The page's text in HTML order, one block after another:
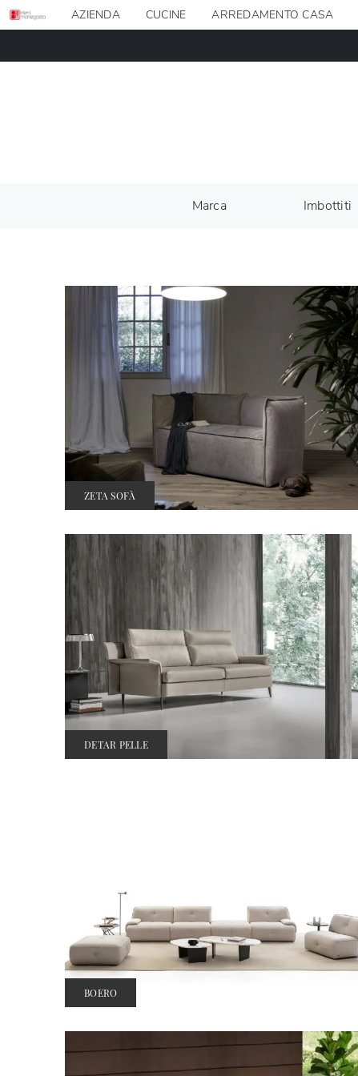
AZIENDA CUCINE ARREDAMENTO CASA
Marca Imbottiti
ZETA SOFÀ
DETAR PELLE
BOERO